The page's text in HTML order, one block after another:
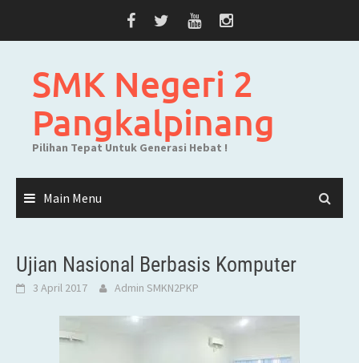
SMK Negeri 2
Pangkalpinang
Pilihan Tepat Untuk Generasi Hebat !
Main Menu
Ujian Nasional Berbasis Komputer
3 April 2017 Admin SMKN2PKP